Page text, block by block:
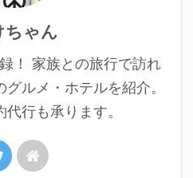
ちゃん
！ 家族との旅行で訪れ
ルメ・ホテルを紹介。
行も承ります。